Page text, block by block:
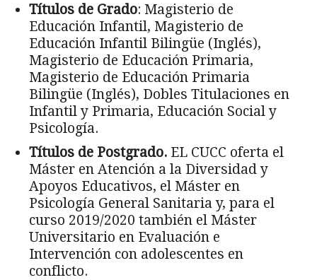
Títulos de Grado: Magisterio de
Educación Infantil, Magisterio de
Educación Infantil Bilingüe (Inglés),
Magisterio de Educación Primaria,
Magisterio de Educación Primaria
Bilingüe (Inglés), Dobles Titulaciones en
Infantil y Primaria, Educación Social y
Psicología.
Títulos de Postgrado. EL CUCC oferta el
Máster en Atención a la Diversidad y
Apoyos Educativos, el Máster en
Psicología General Sanitaria y, para el
curso 2019/2020 también el Máster
Universitario en Evaluación e
Intervención con adolescentes en
conflicto.